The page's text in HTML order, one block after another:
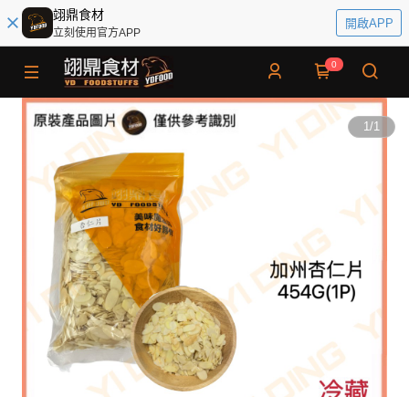
翊鼎食材
立刻使用官方APP
開啟APP
0
1/1